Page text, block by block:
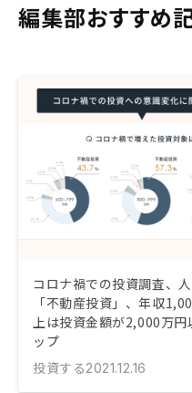
編集部おすすめ
コロナ禍での投資調査、
「不動産投資」、年収
上は投資金額が2,000万円
ップ
投資する2021.12.16